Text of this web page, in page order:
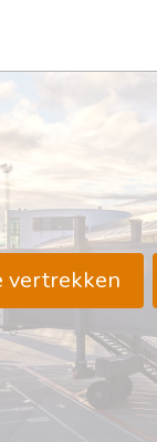
vertrekken